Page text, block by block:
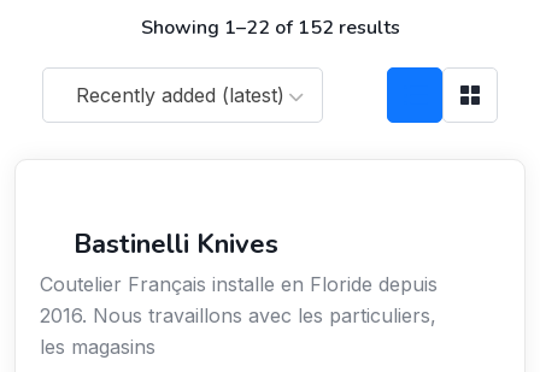
Showing 1–22 of 152 results
Recently added (latest)
Bastinelli Knives
Coutelier Français installe en Floride depuis
2016. Nous travaillons avec les particuliers,
les magasins